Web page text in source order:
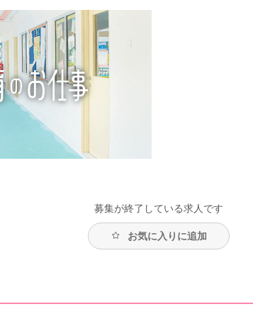
募集が終了している求人です
お気に入りに追加